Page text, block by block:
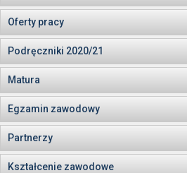
Oferty pracy
Podręczniki 2020/21
Matura
Egzamin zawodowy
Partnerzy
Kształcenie zawodowe